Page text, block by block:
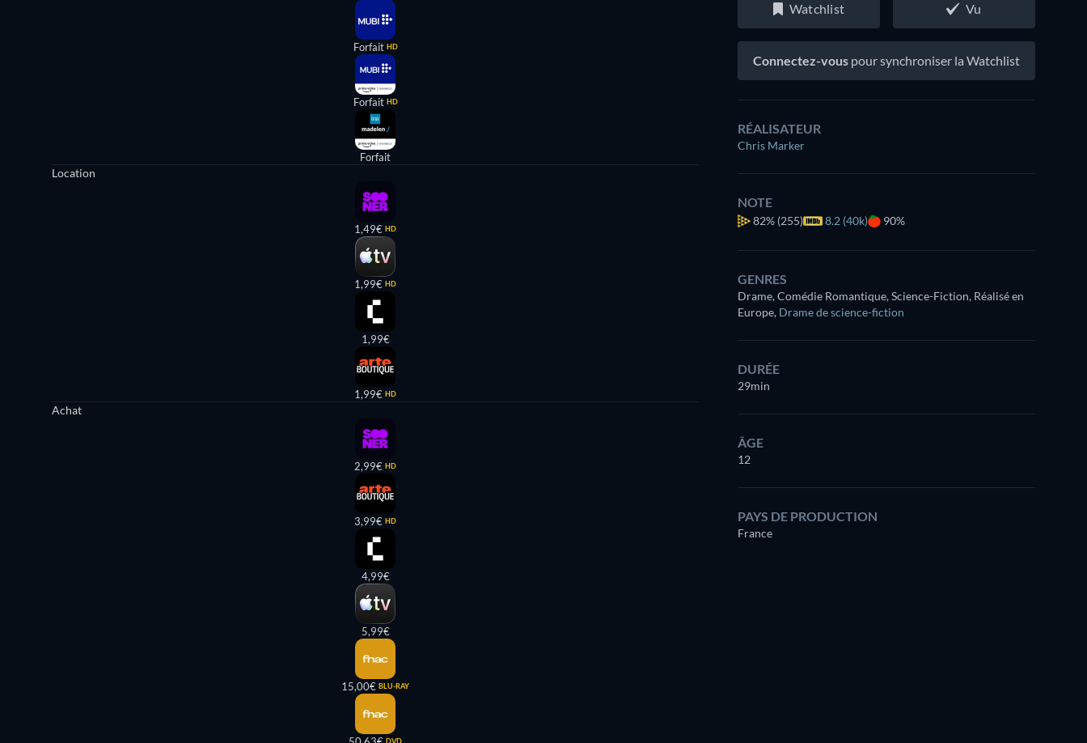
Forfait HD
Forfait HD
Forfait
Location
1,49€ HD
1,99€ HD
1,99€
1,99€ HD
Achat
2,99€ HD
3,99€ HD
4,99€
5,99€
15,00€ BLU-RAY
DVD
Watchlist Vu
Connectez-vous pour synchroniser la Watchlist
RÉALISATEUR
Chris Marker
NOTE
82% (255) 8.2 (40k) 90%
GENRES
Drame, Comédie Romantique, Science-Fiction, Réalisé en
Europe, Drame de science-fiction
DURÉE
29min
ÂGE
12
PAYS DE PRODUCTION
France